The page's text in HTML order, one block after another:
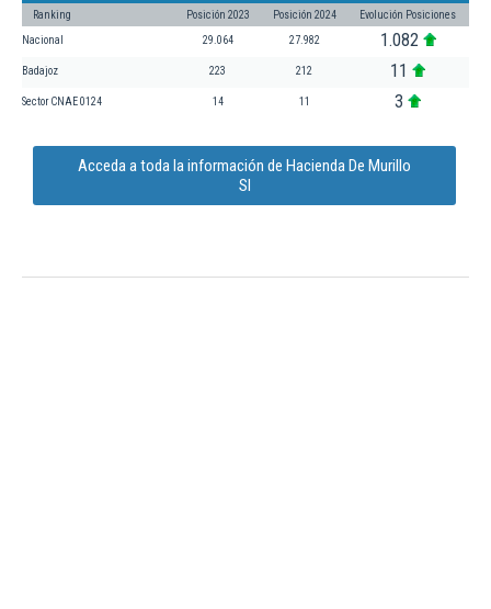
Ranking Posición 2023 Posición 2024 Evolución Posiciones
Nacional 29.064 27.982 1.082
Badajoz 223 212 11
Sector CNAE 0124 14 11 3
Acceda a toda la información de Hacienda De Murillo
Sl